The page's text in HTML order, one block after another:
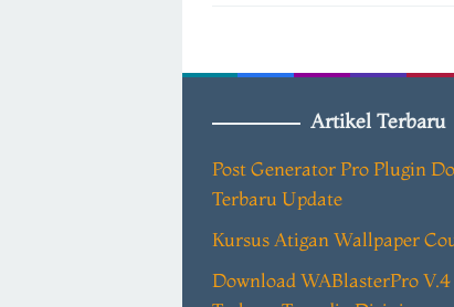
Artikel Terbaru
Post Generator Pro Plugin
Terbaru Update
Kursus Atigan Wallpaper
Download WABlasterPro V.4